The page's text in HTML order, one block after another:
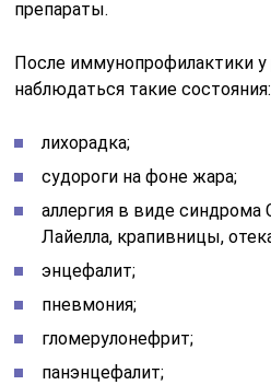
препараты.
После иммунопрофилактики у
наблюдаться такие состояния:
лихорадка;
судороги на фоне жара;
аллергия в виде
Лайелла, крапивницы,
энцефалит;
пневмония;
гломерулонефрит;
панэнцефалит;